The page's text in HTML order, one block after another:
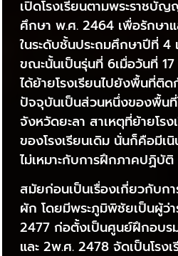
เปิดโรงเรียนตามพระราชบั
ศึกษา พ.ศ. 2464 เพื่อรักษา
ในระดับชั้นประถมศึกษาปีที่
ขณะนั้นเป็นรุ่นที่ 6เมื่อวันที่
ได้ย้ายโรงเรียนไปยังพื้นที่ติ
ปัจจุบันเป็นส่วนหนึ่งของพื้นที่
จังหวัดยะลา สาเหตุที่ย้ายโร
ของโรงเรียนเดิม นั่นก็คือมีเ
ไม่เหมาะกับการฝึกภาคปฏิบัติ
สมัยก่อนเป็นเรื่องเกี่ยวกับก
ผัก โดยมีพระภูมิพิชัยเป็นผู้ว่
2477 ก่อตั้งเป็นศูนย์ฝึกอบร
และ 2พ.ศ. 2478 จัดเป็นโรง